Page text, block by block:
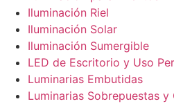
Iluminación Riel
Iluminación Solar
Iluminación Sumergible
LED de Escritorio y Uso
Luminarias Embutidas
Luminarias Sobrepuestas y